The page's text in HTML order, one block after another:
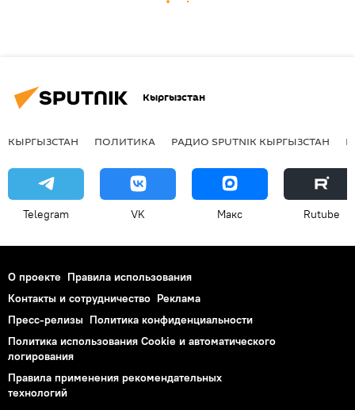
Кыргызстан
КЫРГЫЗСТАН ПОЛИТИКА РАДИО SPUTNIK КЫРГЫЗСТАН
Telegram VK Макс Rutube
О проекте Правила использования
Контакты и сотрудничество Реклама
Пресс-релизы Политика конфиденциальности
Политика использования Cookie и автоматического
логирования
Правила применения рекомендательных
технологий